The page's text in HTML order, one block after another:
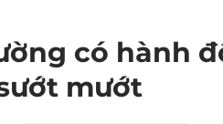
có hành
mướt